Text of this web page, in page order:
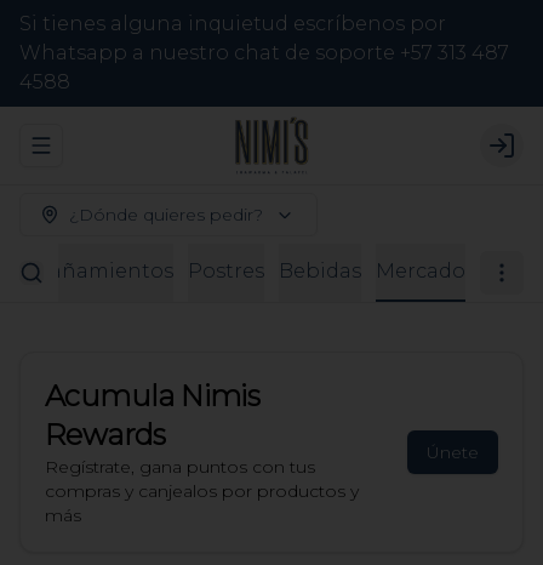
Si tienes alguna inquietud escríbenos por
Whatsapp a nuestro chat de soporte +57 313 487
4588
Abrir menu de navegación
¿Dónde quieres pedir?
Postres Bebidas Mercado
Acumula Nimis
Rewards
Regístrate, gana puntos con tus
compras y canjealos por productos y
más
Únete